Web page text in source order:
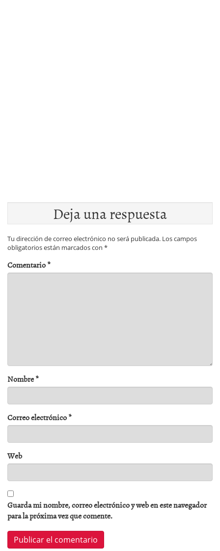
Deja una respuesta
Tu dirección de correo electrónico no será publicada. Los campos
obligatorios están marcados con *
Comentario*
Nombre*
Correo electrónico*
Web
Guarda mi nombre, correo electrónico y web en este navegador
para la próxima vez que comente.